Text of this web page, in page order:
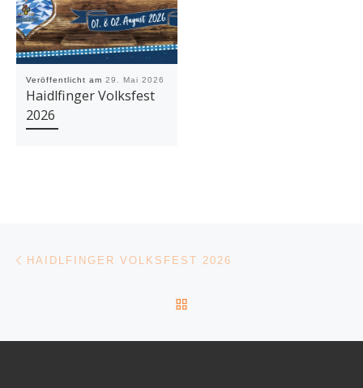
Veröffentlicht am 29. Mai 2026
Haidlfinger Volksfest
2026
Beitragsnavigation
HAIDLFINGER VOLKSFEST 2026